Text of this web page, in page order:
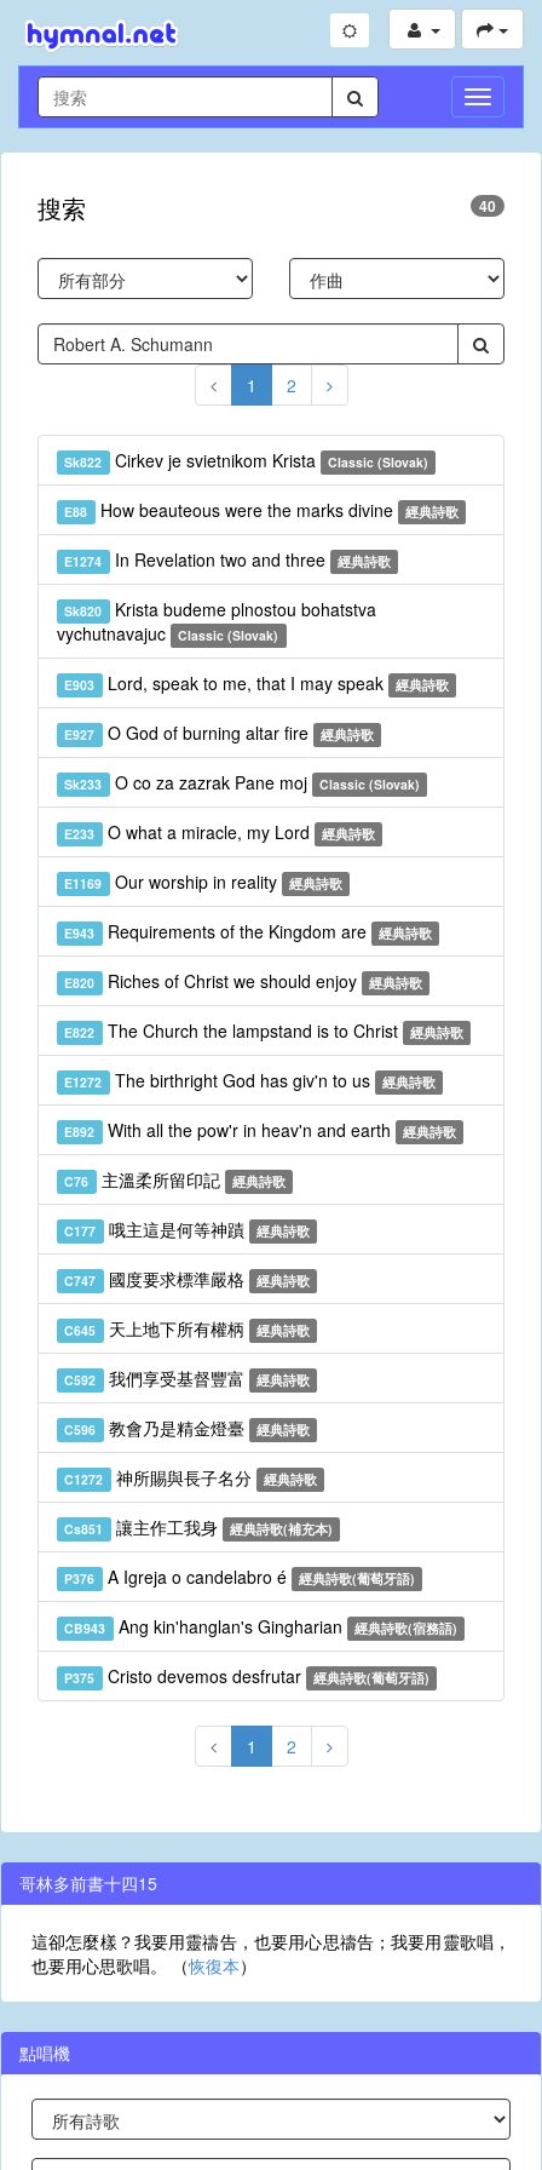
切
換
導
搜索 40
1 2
Sk822 Cirkev je svietnikom Krista Classic (Slovak)
E88 How beauteous were the marks divine 經典詩歌
E1274 In Revelation two and three 經典詩歌
Sk820 Krista budeme plnostou bohatstva
vychutnavajuc
Classic (Slovak)
E903 Lord, speak to me, that I may speak 經典詩歌
E927 O God of burning altar fire 經典詩歌
Sk233 O co za zazrak Pane moj Classic (Slovak)
E233 O what a miracle, my Lord 經典詩歌
E1169 Our worship in reality 經典詩歌
E943 Requirements of the Kingdom are 經典詩歌
E820 Riches of Christ we should enjoy 經典詩歌
E822 The Church the lampstand is to Christ 經典詩歌
E1272 The birthright God has giv'n to us 經典詩歌
E892 With all the pow'r in heav'n and earth 經典詩歌
C76 主溫柔所留印記 經典詩歌
C177 哦主這是何等神蹟 經典詩歌
C747 國度要求標準嚴格 經典詩歌
C645 天上地下所有權柄 經典詩歌
C592 我們享受基督豐富 經典詩歌
C596 教會乃是精金燈臺 經典詩歌
C1272 神所賜與長子名分 經典詩歌
Cs851 讓主作工我身 經典詩歌(補充本)
P376 A Igreja o candelabro é 經典詩歌(葡萄牙語)
CB943 Ang kin'hanglan's Gingharian 經典詩歌(宿務語)
P375 Cristo devemos desfrutar 經典詩歌(葡萄牙語)
1 2
哥林多前書十四15
這卻怎麼樣？我要用靈禱告，也要用心思禱告；我要用靈歌唱，
也要用心思歌唱。 （恢復本）
點唱機